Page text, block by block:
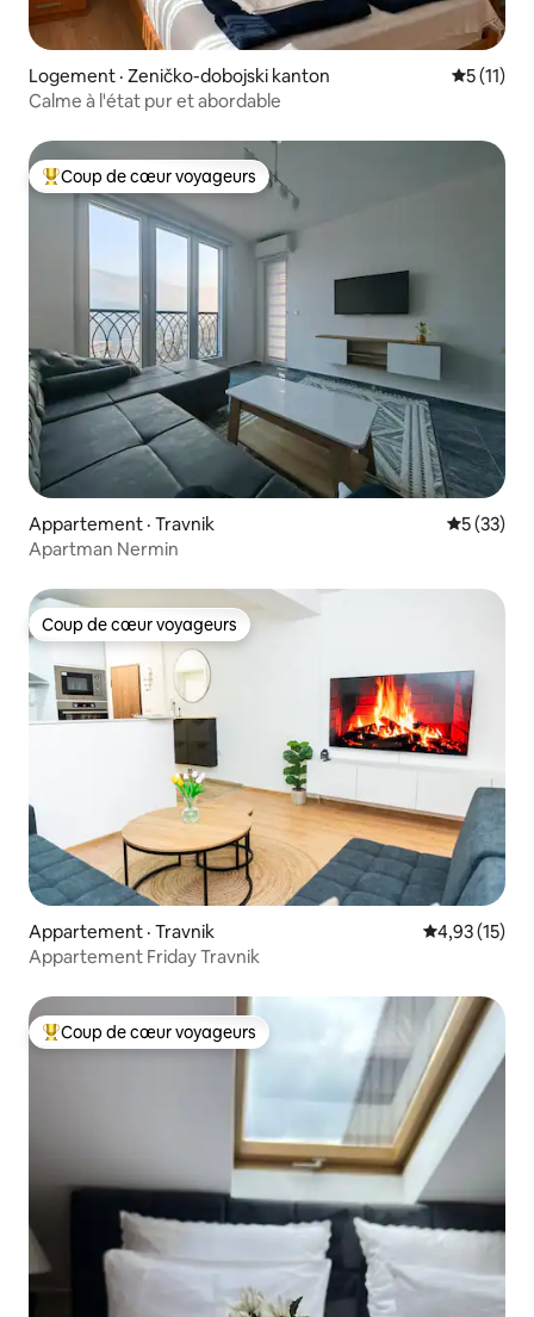
Logement · Zeničko-dobojski kanton Note
5 (11)
Calme à l'état pur et abordable
Coup de cœur voyageurs parmi les plus aimés
Coup de cœur voyageurs
Appartement · Travnik Note
5 (33)
Apartman Nermin
Coup de cœur voyageurs
Coup de cœur voyageurs
Appartement · Travnik Note
4,93 (15)
Appartement Friday Travnik
Coup de cœur voyageurs parmi les plus aimés
Coup de cœur voyageurs